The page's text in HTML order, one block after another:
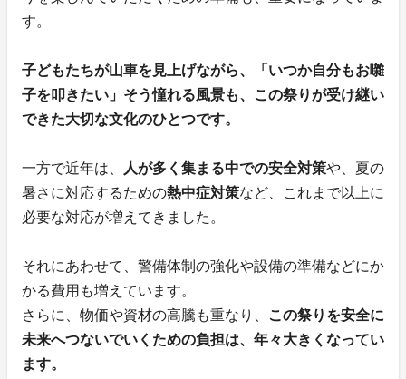
す。
子どもたちが山車を見上げながら、「いつか自分もお囃
子を叩きたい」そう憧れる風景も、この祭りが受け継い
できた大切な文化のひとつです。
一方で近年は、 人が多く集まる中での安全対策や、夏の
暑さに対応するための熱中症対策など、これまで以上に
必要な対応が増えてきました。
それにあわせて、警備体制の強化や設備の準備などにか
かる費用も増えています。
さらに、物価や資材の高騰も重なり、
この祭りを安全に
未来へつないでいくための負担は、年々大きくなってい
ます。